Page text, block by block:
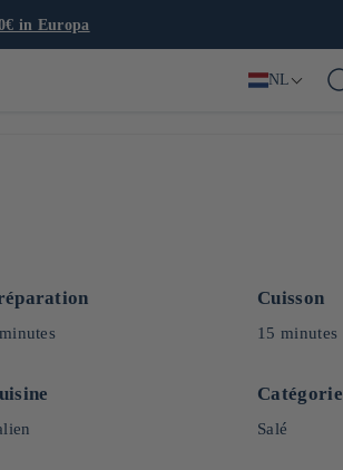
in Europa
NL
Cuisson
15 minutes
Catégorie
Salé